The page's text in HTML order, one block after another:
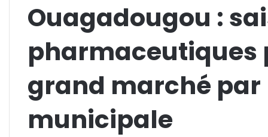
Ouagadougou :
pharmaceutiques
grand marché par
municipale